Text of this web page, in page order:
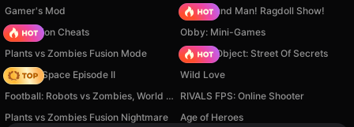
Gamer's Mod
Playground Man! Ragdoll Show!
PVZ Fusion Cheats
Obby: Mini-Games
Plants vs Zombies Fusion Mode
Hidden Object: Street Of Secrets
Zombie Space Episode II
Wild Love
Football: Robots vs Zombies, World Cup!
RIVALS FPS: Online Shooter
Plants vs Zombies Fusion Nightmare
Age of Heroes